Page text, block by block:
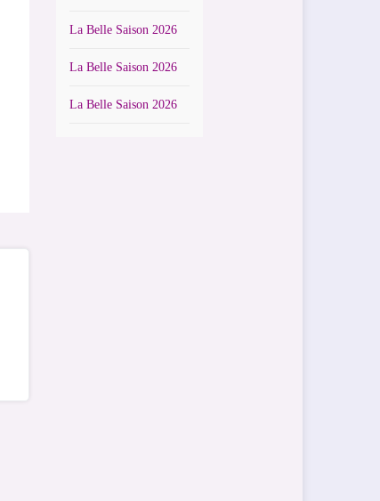
La Belle Saison 2026
La Belle Saison 2026
La Belle Saison 2026